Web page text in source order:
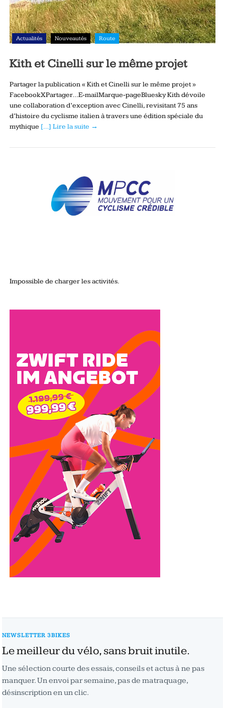
Actualités Nouveautés Route
Kith et Cinelli sur le même projet
Partager la publication « Kith et Cinelli sur le même projet »
FacebookXPartager…E-mailMarque-pageBluesky Kith dévoile
une collaboration d’exception avec Cinelli, revisitant 75 ans
d’histoire du cyclisme italien à travers une édition spéciale du
mythique […] Lire la suite →
Impossible de charger les activités.
NEWSLETTER 3BIKES
Le meilleur du vélo, sans bruit inutile.
Une sélection courte des essais, conseils et actus à ne pas
manquer. Un envoi par semaine, pas de matraquage,
désinscription en un clic.